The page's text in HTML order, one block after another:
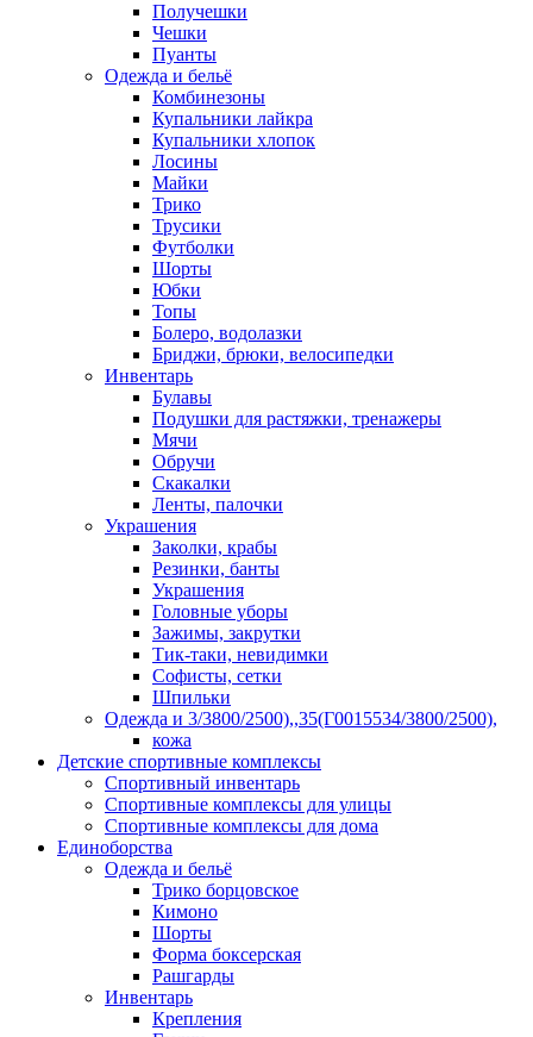
Получешки
Чешки
Пуанты
Одежда и бельё
Комбинезоны
Купальники лайкра
Купальники хлопок
Лосины
Майки
Трико
Трусики
Футболки
Шорты
Юбки
Топы
Болеро, водолазки
Бриджи, брюки, велосипедки
Инвентарь
Булавы
Подушки для растяжки, тренажеры
Мячи
Обручи
Скакалки
Ленты, палочки
Украшения
Заколки, крабы
Резинки, банты
Украшения
Головные уборы
Зажимы, закрутки
Тик-таки, невидимки
Софисты, сетки
Шпильки
Одежда и 3/3800/2500),,35(Г0015534/3800/2500),
кожа
Детские спортивные комплексы
Спортивный инвентарь
Спортивные комплексы для улицы
Спортивные комплексы для дома
Единоборства
Одежда и бельё
Трико борцовское
Кимоно
Шорты
Форма боксерская
Рашгарды
Инвентарь
Крепления